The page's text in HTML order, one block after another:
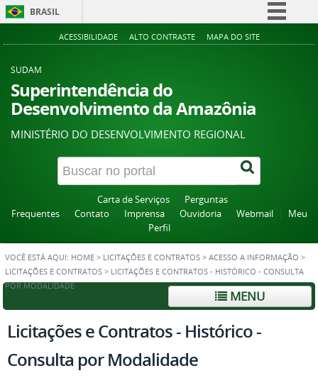
BRASIL
Simplifique!
Acesso à informação
ACESSIBILIDADE ALTO CONTRASTE MAPA DO SITE
SUDAM
Superintendência do
Desenvolvimento da Amazônia
MINISTÉRIO DO DESENVOLVIMENTO REGIONAL
Carta de Serviços
Perguntas
Frequentes
Contato Imprensa Ouvidoria Webmail
Meu
Perfil
VOCÊ ESTÁ AQUI: HOME > LICITAÇÕES E CONTRATOS > ACESSO A INFORMAÇÃO >
LICITAÇÕES E CONTRATOS > LICITAÇÕES E CONTRATOS - HISTÓRICO - CONSULTA
POR MODALIDADE
MENU
Licitações e Contratos - Histórico -
Consulta por Modalidade